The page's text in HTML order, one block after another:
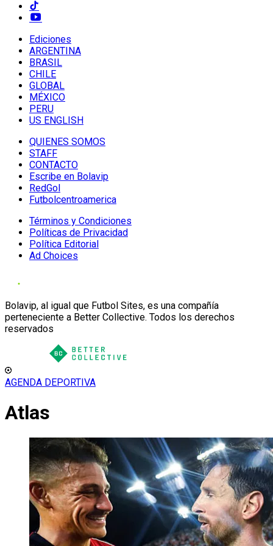
Ediciones
ARGENTINA
BRASIL
CHILE
GLOBAL
MÉXICO
PERU
US ENGLISH
QUIENES SOMOS
STAFF
CONTACTO
Escribe en Bolavip
RedGol
Futbolcentroamerica
Términos y Condiciones
Políticas de Privacidad
Política Editorial
Ad Choices
Bolavip, al igual que Futbol Sites, es una compañía
perteneciente a Better Collective. Todos los derechos
reservados
AGENDA DEPORTIVA
Atlas